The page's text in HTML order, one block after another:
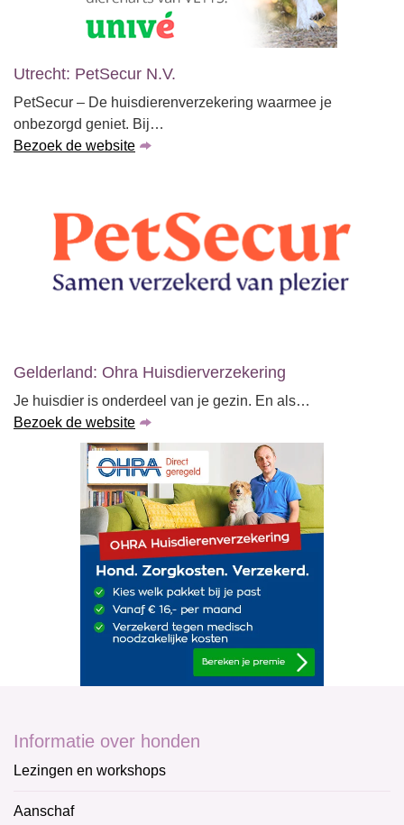
Utrecht: PetSecur N.V.
PetSecur – De huisdierenverzekering waarmee je
onbezorgd geniet. Bij…
Bezoek de website
Gelderland: Ohra Huisdierverzekering
Je huisdier is onderdeel van je gezin. En als…
Bezoek de website
Informatie over honden
Lezingen en workshops
Aanschaf